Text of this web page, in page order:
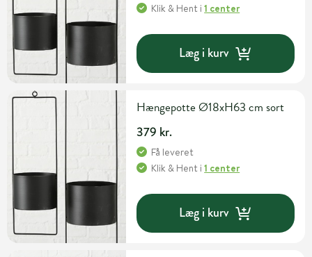
Klik & Hent i1 center
Læg i kurv
Hængepotte Ø18xH63 cm sort
379 kr.
Få leveret
Klik & Hent i1 center
Læg i kurv